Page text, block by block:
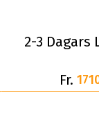
2-3 Dagars
Fr.